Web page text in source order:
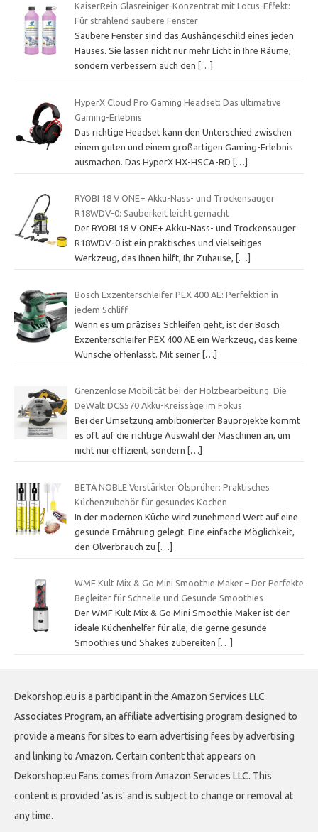
KaiserRein Glasreiniger-Konzentrat mit Lotus-Effekt:
Für strahlend saubere Fenster
Saubere Fenster sind das Aushängeschild eines jeden
Hauses. Sie lassen nicht nur mehr Licht in Ihre Räume,
sondern verbessern auch den
[…]
HyperX Cloud Pro Gaming Headset: Das ultimative
Gaming-Erlebnis
Das richtige Headset kann den Unterschied zwischen
einem guten und einem großartigen Gaming-Erlebnis
ausmachen. Das HyperX HX-HSCA-RD […]
RYOBI 18 V ONE+ Akku-Nass- und Trockensauger
R18WDV-0: Sauberkeit leicht gemacht
Der RYOBI 18 V ONE+ Akku-Nass- und Trockensauger
R18WDV-0 ist ein praktisches und vielseitiges
Werkzeug, das Ihnen hilft, Ihr Zuhause,
[…]
Bosch Exzenterschleifer PEX 400 AE: Perfektion in
jedem Schliff
Wenn es um präzises Schleifen geht, ist der Bosch
Exzenterschleifer PEX 400 AE ein Werkzeug, das keine
Wünsche offenlässt. Mit seiner […]
Grenzenlose Mobilität bei der Holzbearbeitung: Die
DeWalt DCS570 Akku-Kreissäge im Fokus
Bei der Umsetzung ambitionierter Bauprojekte kommt
es oft auf die richtige Auswahl der Maschinen an, um
nicht nur effizient, sondern
[…]
BETA NOBLE Verstärkter Ölsprüher: Praktisches
Küchenzubehör für gesundes Kochen
In der modernen Küche wird zunehmend Wert auf eine
gesunde Ernährung gelegt. Eine einfache Möglichkeit,
den Ölverbrauch zu […]
WMF Kult Mix & Go Mini Smoothie Maker – Der Perfekte
Begleiter für Schnelle und Gesunde Smoothies
Der WMF Kult Mix & Go Mini Smoothie Maker ist der
ideale Küchenhelfer für alle, die gerne gesunde
Smoothies und Shakes zubereiten
[…]
Dekorshop.eu is a participant in the Amazon Services LLC
Associates Program, an affiliate advertising program designed to
provide a means for sites to earn advertising fees by advertising
and linking to Amazon. Certain content that appears on
Dekorshop.eu Fans comes from Amazon Services LLC. This
content is provided 'as is' and is subject to change or removal at
any time.